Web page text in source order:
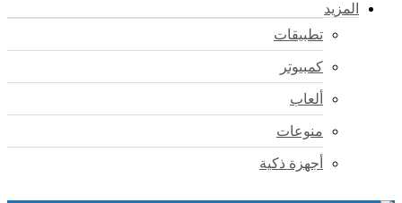
المزيد
تطبيقات
كمبيوتر
ألعاب
منوعات
أجهزة ذكية